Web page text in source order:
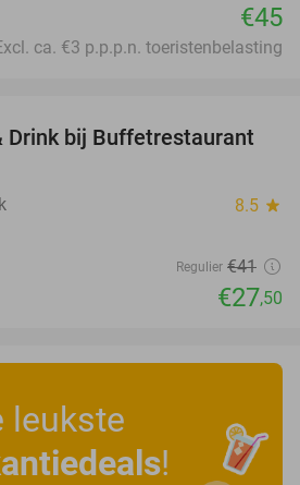
€45
ca. €3 p.p.p.n. toeristenbelasting
33%
Drink bij Buffetrestaurant
8.5 star
Regulier €41
€27,50
leukste
!